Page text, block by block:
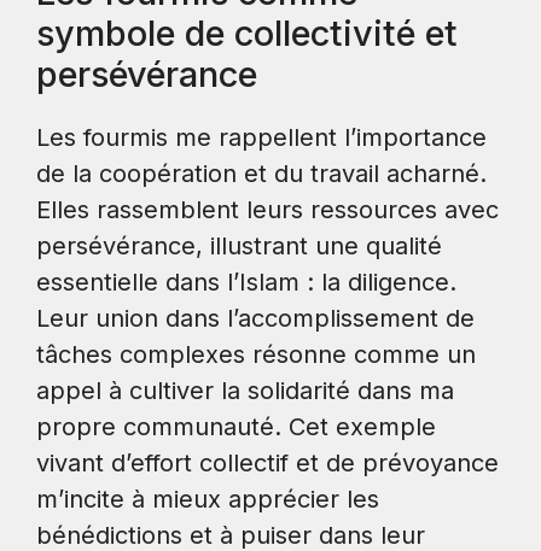
symbole de collectivité et
persévérance
Les fourmis me rappellent l’importance
de la coopération et du travail acharné.
Elles rassemblent leurs ressources avec
persévérance, illustrant une qualité
essentielle dans l’Islam : la diligence.
Leur union dans l’accomplissement de
tâches complexes résonne comme un
appel à cultiver la solidarité dans ma
propre communauté. Cet exemple
vivant d’effort collectif et de prévoyance
m’incite à mieux apprécier les
bénédictions et à puiser dans leur